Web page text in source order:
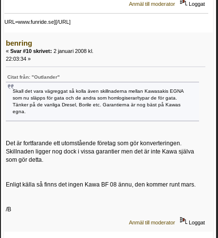
Anmäl till moderator Loggat
URL=www.funride.se][/URL]
benring
« Svar #10 skrivet: 2 januari 2008 kl.
22:03:34 »
Citat från: "Outlander"
Skall det vara vägreggat så kolla även skillnaderna mellan Kawasakis EGNA
som nu släpps för gata och de andra som homlogiserar/typar de för gata.
Tänker på de vanliga Dresel, Borile etc. Garantierna är nog bäst på Kawas
egna.
Det är fortfarande ett utomstående företag som gör konverteringen.
Skillnaden ligger nog dock i vissa garantier men det är inte Kawa själva
som gör detta.
Enligt källa så finns det ingen Kawa BF 08 ännu, den kommer runt mars.
/B
Anmäl till moderator Loggat